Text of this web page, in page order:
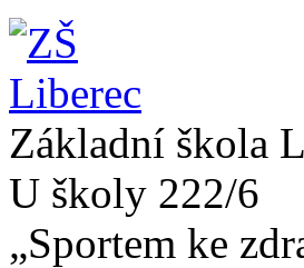
Základní škola
U školy 222/6
„Sportem ke